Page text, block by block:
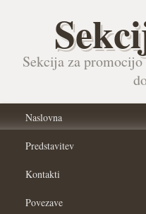
Sekcija za
Naslovna
Predstavitev
Kontakti
Povezave